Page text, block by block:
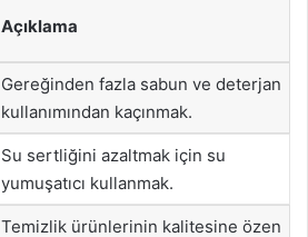
Açıklama
Gereğinden fazla sabun ve deterjan
kullanımından kaçınmak.
Su sertliğini azaltmak için su
yumuşatıcı kullanmak.
Temizlik ürünlerinin kalitesine özen